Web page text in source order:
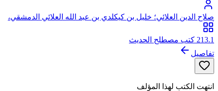
صلاح الدين العلائي؛ خليل بن كيكلدي بن عبد الله العلائي الدمشقي،
أبو سعيد، صلاح الدين
213.1 كتب مصطلح الحديث
تفاصيل
انتهت الكتب لهذا المؤلف